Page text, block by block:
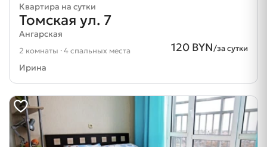
Квартира на сутки
Томская ул. 7
Ангарская
120 BYN/за сутки
2 комнаты · 4 спальных места
Ирина